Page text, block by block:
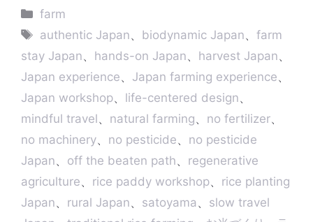
e
s
e
n
e
A
p
d
o
o
k
d
n
i
k
カ
テ
リ
ー
farm
タ
authentic Japan、 biodynamic Japan、farm
stay Japan、 hands-on Japan、 harvest Japan、
Japan experience、 Japan farming experience、
Japan workshop、 life-centered design、
mindful travel、 natural farming、 no fertilizer、
no machinery、 no pesticide、 no pesticide
Japan、 off the beaten path、 regenerative
agriculture、 rice paddy workshop、 rice planting
Japan、 rural Japan、 satoyama 、 slow travel